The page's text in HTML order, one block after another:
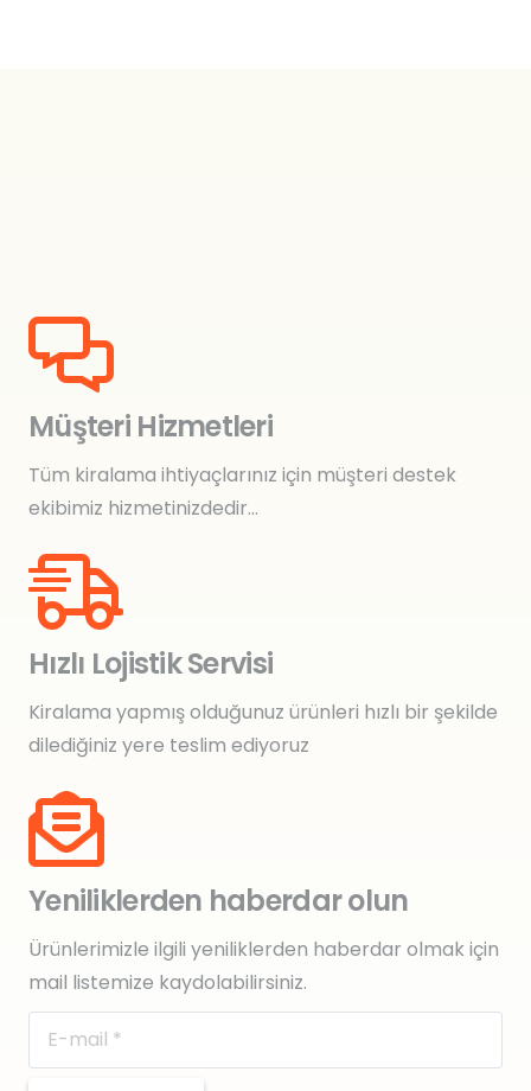
Müşteri Hizmetleri
Tüm kiralama ihtiyaçlarınız için müşteri destek
ekibimiz hizmetinizdedir…
Hızlı Lojistik Servisi
Kiralama yapmış olduğunuz ürünleri hızlı bir şekilde
dilediğiniz yere teslim ediyoruz
Yeniliklerden haberdar olun
Ürünlerimizle ilgili yeniliklerden haberdar olmak için
mail listemize kaydolabilirsiniz.